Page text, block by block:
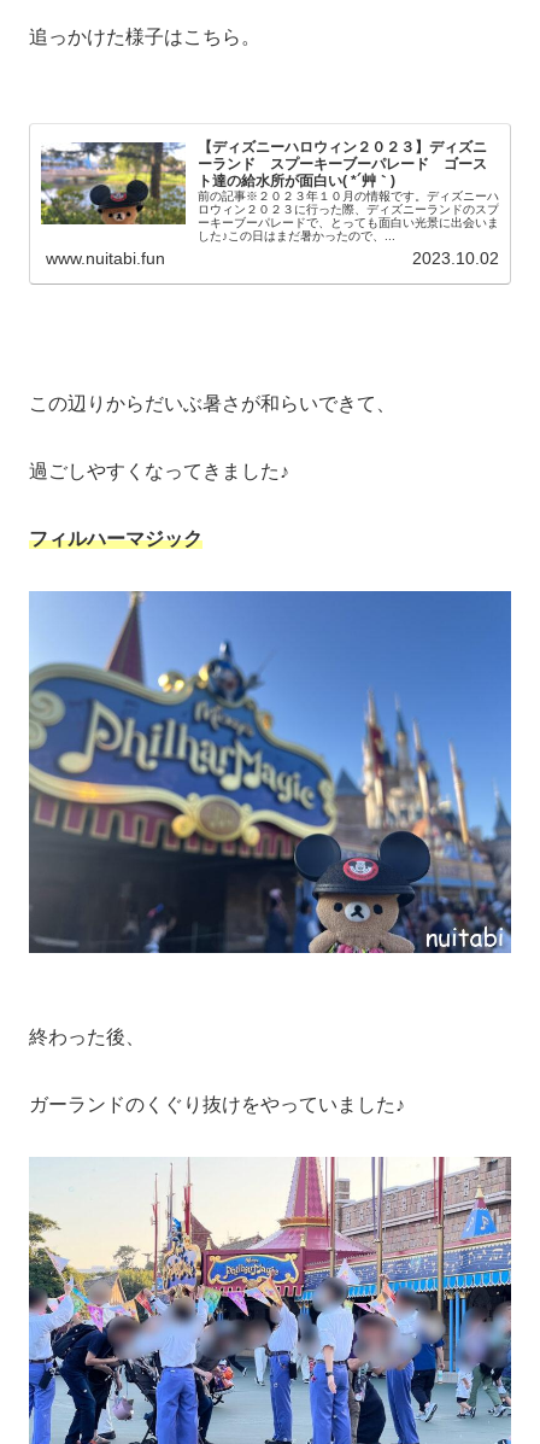
追っかけた様子はこちら。
【ディズニーハロウィン２０２３】ディズニ
ーランド スプーキーブーパレード ゴース
ト達の給水所が面白い( *´艸｀)
前の記事※２０２３年１０月の情報です。ディズニーハ
ロウィン２０２３に行った際、ディズニーランドのスプ
ーキーブーパレードで、とっても面白い光景に出会いま
した♪この日はまだ暑かったので、...
www.nuitabi.fun 2023.10.02
この辺りからだいぶ暑さが和らいできて、
過ごしやすくなってきました♪
フィルハーマジック
終わった後、
ガーランドのくぐり抜けをやっていました♪